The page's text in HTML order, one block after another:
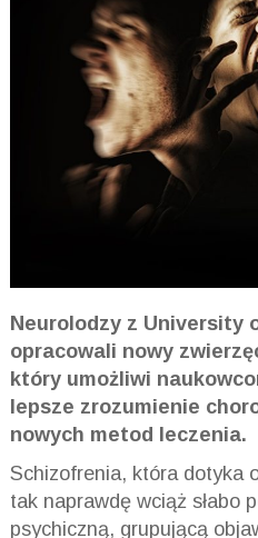
Neurolodzy z University
opracowali nowy
który umożliwi
lepsze zrozumienie
nowych metod leczenia.
Schizofrenia, która dotyka
tak naprawdę wciąż słabo
psychiczną, grupującą